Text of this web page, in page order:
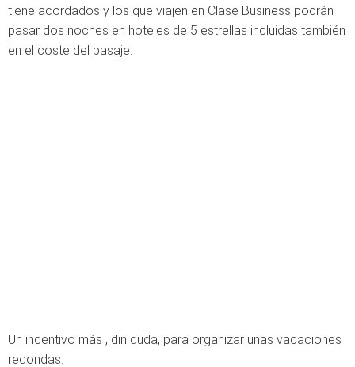
tiene acordados y los que viajen en Clase Business podrán
pasar dos noches en hoteles de 5 estrellas incluidas también
en el coste del pasaje.
Un incentivo más , din duda, para organizar unas vacaciones
redondas.